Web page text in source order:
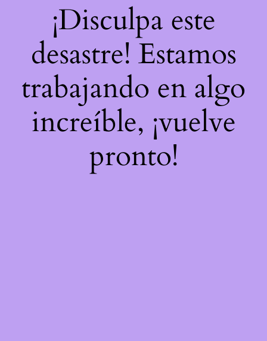
¡Disculpa este
desastre! Estamos
trabajando en algo
increíble, ¡vuelve
pronto!